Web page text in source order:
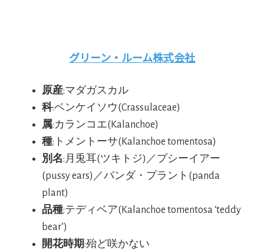
グリーン・ルーム株式会社
原産:マダガスカル
科:ベンケイソウ(Crassulaceae)
属:カランコエ(Kalanchoe)
種:トメントーサ(Kalanchoe tomentosa)
別名:月兎耳(ツキトジ)／プシーイアー
(pussy ears)／パンダ・プラント(panda
plant)
品種:テディベア(Kalanchoe tomentosa ‘teddy
bear’)
開花時期:殆ど咲かない